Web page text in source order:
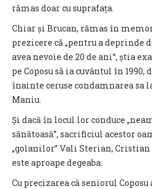
rămas doar cu suprafața.
Chiar și Brucan, rămas în
prezicere că „pentru a deprinde
avea nevoie de 20 de ani“, știa
pe Coposu să ia cuvântul în 1990,
înainte ceruse condamnarea sa
Maniu.
Și dacă în locul lor conduce
sănătoasă”, sacrificiul acestor
„golanilor” Vali Sterian, Cristian
este aproape degeaba.
Cu precizarea că seniorul